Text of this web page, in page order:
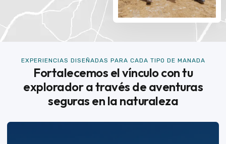
EXPERIENCIAS DISEÑADAS PARA CADA TIPO DE MANADA
Fortalecemos el vínculo con tu
explorador a través de aventuras
seguras en la naturaleza